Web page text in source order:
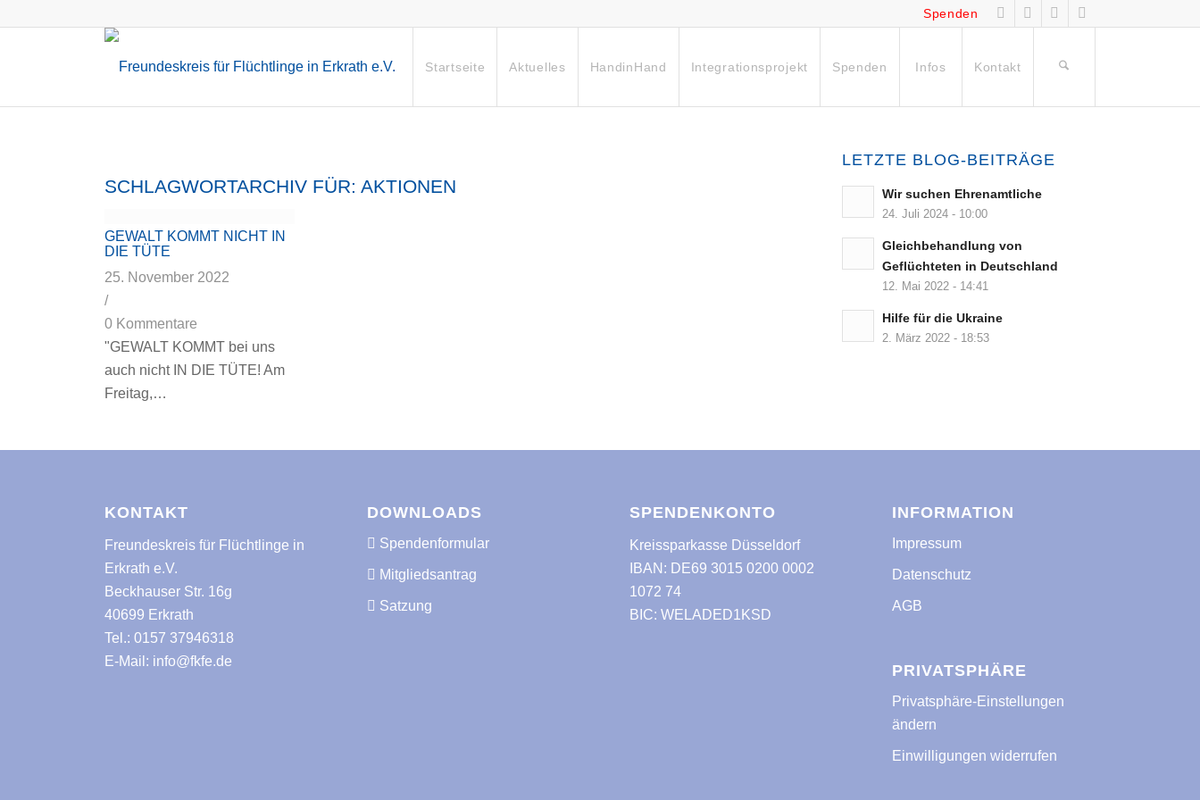
Spenden
Startseite Aktuelles HandinHand Integrationsprojekt Spenden Infos Kontakt
SCHLAGWORTARCHIV FÜR:AKTIONEN
GEWALT KOMMT NICHT IN
DIE TÜTE
25. November 2022
/
0 Kommentare
"GEWALT KOMMT bei uns
auch nicht IN DIE TÜTE! Am
Freitag,…
LETZTE BLOG-BEITRÄGE
Wir suchen Ehrenamtliche
24. Juli 2024 - 10:00
Gleichbehandlung von
Geflüchteten in Deutschland
12. Mai 2022 - 14:41
Hilfe für die Ukraine
2. März 2022 - 18:53
KONTAKT
Freundeskreis für Flüchtlinge in
Erkrath e.V.
Beckhauser Str. 16g
40699 Erkrath
Tel.:0157 37946318
E-Mail: info@fkfe.de
DOWNLOADS
Spendenformular
Mitgliedsantrag
Satzung
SPENDENKONTO
Kreissparkasse Düsseldorf
IBAN: DE69 3015 0200 0002
1072 74
BIC: WELADED1KSD
INFORMATION
Impressum
Datenschutz
AGB
PRIVATSPHÄRE
Privatsphäre-Einstellungen
ändern
Einwilligungen widerrufen